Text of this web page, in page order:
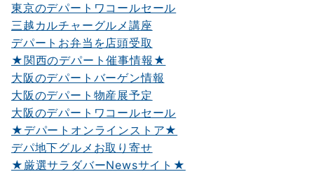
東京のデパートワコールセール
三越カルチャーグルメ講座
デパートお弁当を店頭受取
★関西のデパート催事情報★
大阪のデパートバーゲン情報
大阪のデパート物産展予定
大阪のデパートワコールセール
★デパートオンラインストア★
デパ地下グルメお取り寄せ
★厳選サラダバーNewsサイト★